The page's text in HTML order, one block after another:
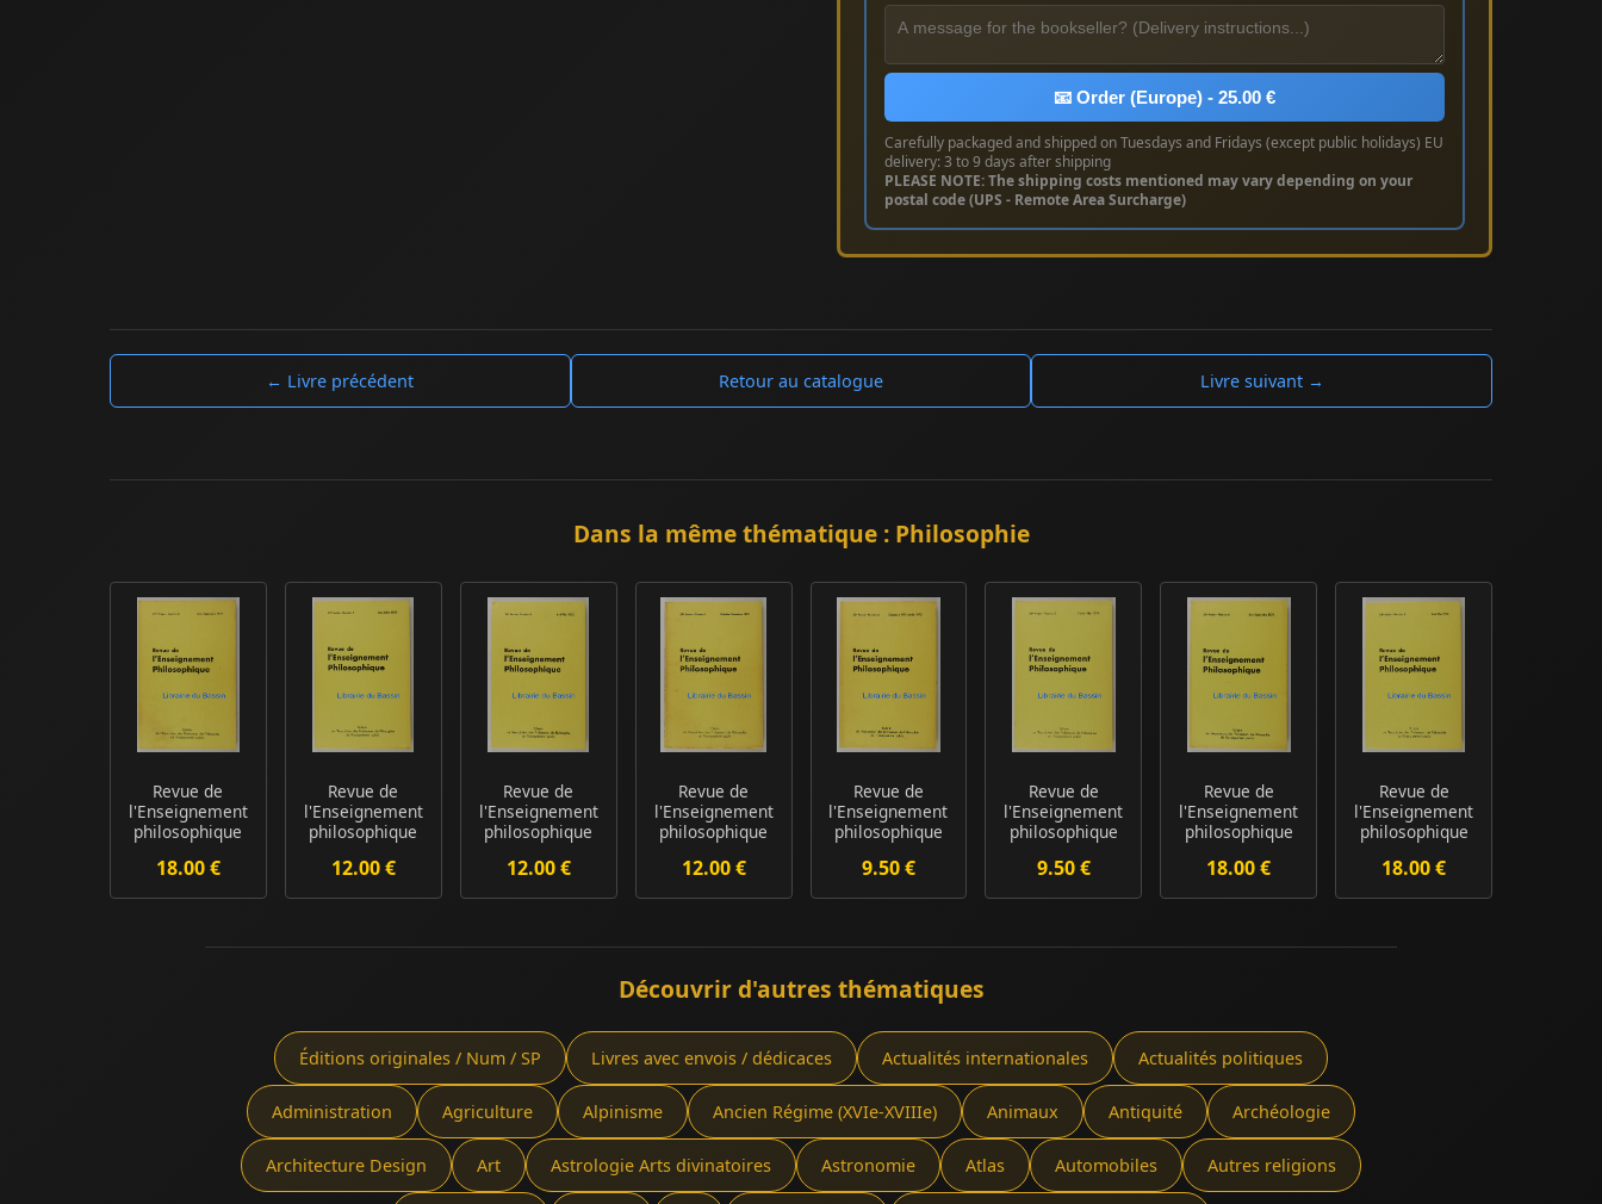
📧 Order (Europe) - 25.00 €
Carefully packaged and shipped on Tuesdays and Fridays (except public holidays) EU
delivery: 3 to 9 days after shipping
PLEASE NOTE: The shipping costs mentioned may vary depending on your
postal code (UPS - Remote Area Surcharge)
← Livre précédent Retour au catalogue Livre suivant →
Dans la même thématique : Philosophie
Revue de
l'Enseignement
philosophique
18.00 €
Revue de
l'Enseignement
philosophique
12.00 €
Revue de
l'Enseignement
philosophique
12.00 €
Revue de
l'Enseignement
philosophique
12.00 €
Revue de
l'Enseignement
philosophique
9.50 €
Revue de
l'Enseignement
philosophique
9.50 €
Revue de
l'Enseignement
philosophique
18.00 €
Revue de
l'Enseignement
philosophique
18.00 €
Découvrir d'autres thématiques
Éditions originales / Num / SP Livres avec envois / dédicaces Actualités internationales Actualités politiques
Administration Agriculture Alpinisme Ancien Régime (XVIe-XVIIIe) Animaux Antiquité Archéologie
Architecture Design Art Astrologie Arts divinatoires Astronomie Atlas Automobiles Autres religions